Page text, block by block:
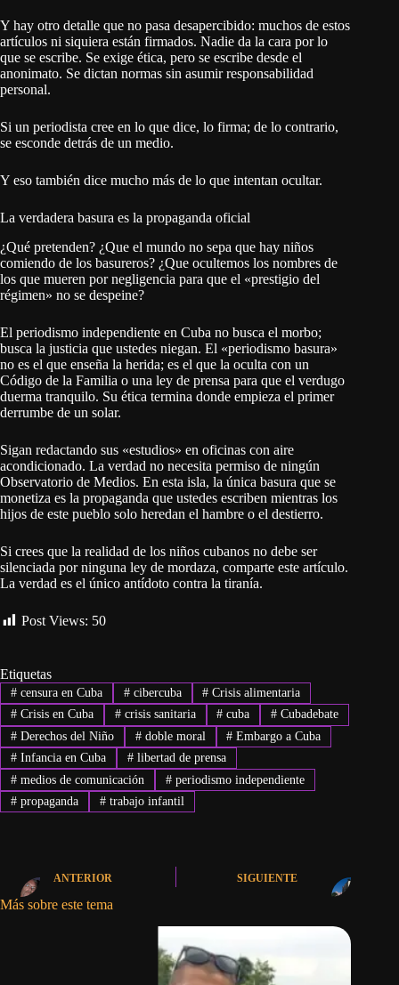
Y hay otro detalle que no pasa desapercibido: muchos de estos
artículos ni siquiera están firmados. Nadie da la cara por lo
que se escribe. Se exige ética, pero se escribe desde el
anonimato. Se dictan normas sin asumir responsabilidad
personal.
Si un periodista cree en lo que dice, lo firma; de lo contrario,
se esconde detrás de un medio.
Y eso también dice mucho más de lo que intentan ocultar.
La verdadera basura es la propaganda oficial
¿Qué pretenden? ¿Que el mundo no sepa que hay niños
comiendo de los basureros? ¿Que ocultemos los nombres de
los que mueren por negligencia para que el «prestigio del
régimen» no se despeine?
El periodismo independiente en Cuba no busca el morbo;
busca la justicia que ustedes niegan. El «periodismo basura»
no es el que enseña la herida; es el que la oculta con un
Código de la Familia o una ley de prensa para que el verdugo
duerma tranquilo. Su ética termina donde empieza el primer
derrumbe de un solar.
Sigan redactando sus «estudios» en oficinas con aire
acondicionado. La verdad no necesita permiso de ningún
Observatorio de Medios. En esta isla, la única basura que se
monetiza es la propaganda que ustedes escriben mientras los
hijos de este pueblo solo heredan el hambre o el destierro.
Si crees que la realidad de los niños cubanos no debe ser
silenciada por ninguna ley de mordaza, comparte este artículo.
La verdad es el único antídoto contra la tiranía.
Post Views: 50
Etiquetas
#censura en Cuba #cibercuba # Crisis alimentaria
#Crisis en Cuba #crisis sanitaria # cuba # Cubadebate
#Derechos del Niño #doble moral # Embargo a Cuba
#Infancia en Cuba #libertad de prensa
#medios de comunicación #periodismo independiente
#propaganda #trabajo infantil
ANTERIOR SIGUIENTE
Más sobre este tema